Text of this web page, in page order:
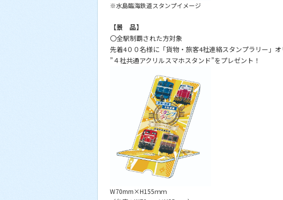
※水島臨海鉄道スタンプイメージ
【景 品】
〇全駅制覇された方対象
先着4００名様に「貨物・旅客4社連絡スタンプラリー」​​​​​
”​​４社共通アクリルスマホスタンド”をプレゼント！
W70mm×H155ｍｍ